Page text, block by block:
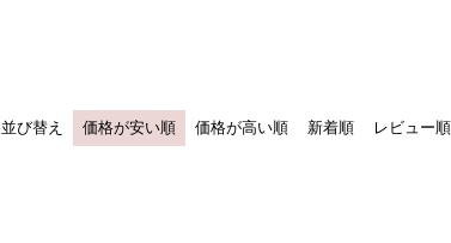
並び替え 価格が安い順 価格が高い順 新着順 レビュー順